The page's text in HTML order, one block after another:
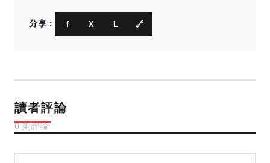
分享： f X L 🔗
讀者評論
0 則評論